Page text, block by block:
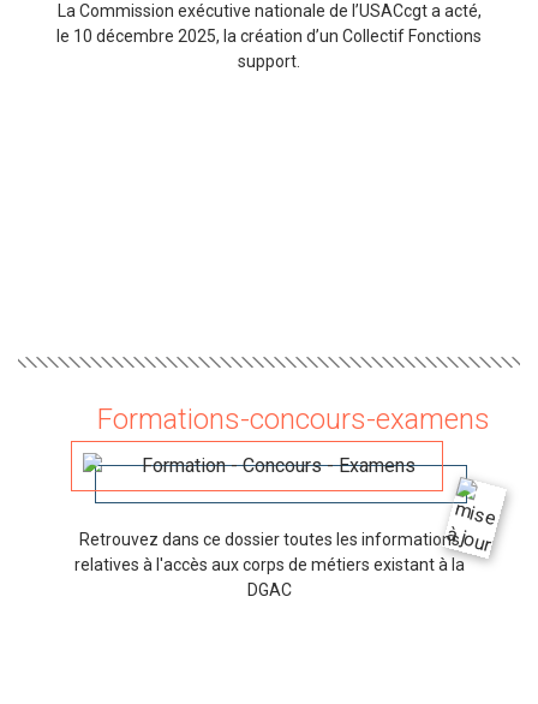
La Commission exécutive nationale de l’USACcgt a acté,
le 10 décembre 2025, la création d’un Collectif Fonctions
support.
Formations-concours-examens
Retrouvez dans ce dossier toutes les informations
relatives à l'accès aux corps de métiers existant à la
DGAC